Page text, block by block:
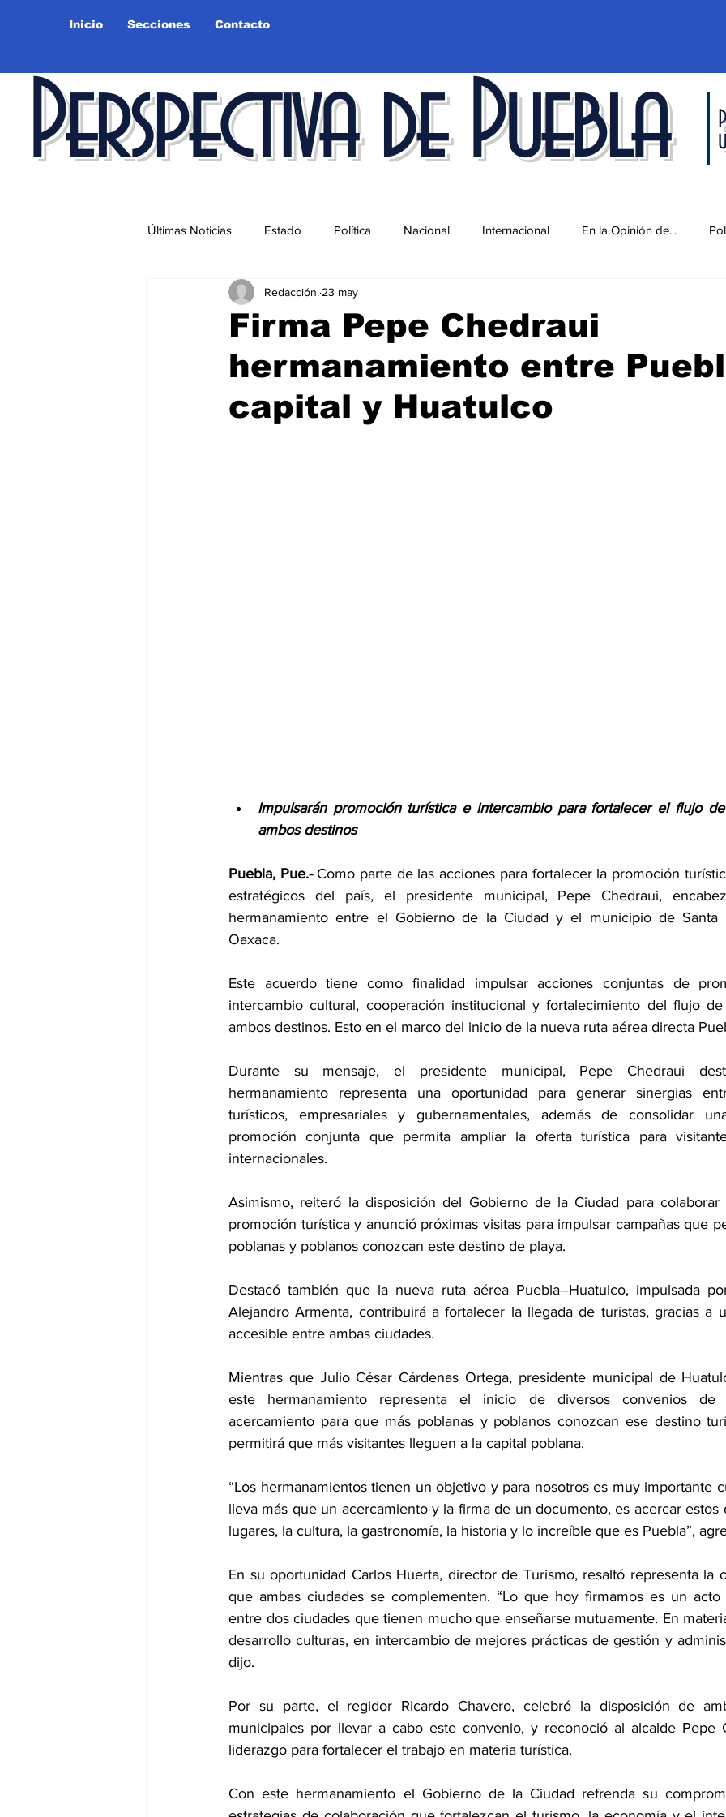
Inicio Secciones Contacto
Perspectiva de Puebla
Últimas Noticias Estado Política Nacional Internacional En la Opinión de...
Educación Ciudad Salud
Firma Pepe Chedraui
hermanamiento entre
capital y Huatulco
Redacción. 23 may
Impulsarán promoción turística e intercambio para fortalecer el flujo
ambos destinos
Puebla, Pue.- Como parte de las acciones para fortalecer la promoción
estratégicos del país, el presidente municipal, Pepe Chedraui,
hermanamiento entre el Gobierno de la Ciudad y el municipio de Santa
Oaxaca.
Este acuerdo tiene como finalidad impulsar acciones conjuntas de
intercambio cultural, cooperación institucional y fortalecimiento del flujo
ambos destinos. Esto en el marco del inicio de la nueva ruta aérea directa
Durante su mensaje, el presidente municipal, Pepe Chedraui
hermanamiento representa una oportunidad para generar sinergias
turísticos, empresariales y gubernamentales, además de consolidar
promoción conjunta que permita ampliar la oferta turística para
internacionales.
Asimismo, reiteró la disposición del Gobierno de la Ciudad para
promoción turística y anunció próximas visitas para impulsar campañas que
poblanas y poblanos conozcan este destino de playa.
Destacó también que la nueva ruta aérea Puebla–Huatulco, impulsada
Alejandro Armenta, contribuirá a fortalecer la llegada de turistas, gracias a
accesible entre ambas ciudades.
Mientras que Julio César Cárdenas Ortega, presidente municipal de
este hermanamiento representa el inicio de diversos convenios de
acercamiento para que más poblanas y poblanos conozcan ese destino
permitirá que más visitantes lleguen a la capital poblana.
“Los hermanamientos tienen un objetivo y para nosotros es muy importante
lleva más que un acercamiento y la firma de un documento, es acercar estos
lugares, la cultura, la gastronomía, la historia y lo increíble que es Puebla”,
En su oportunidad Carlos Huerta, director de Turismo, resaltó representa la
que ambas ciudades se complementen. “Lo que hoy firmamos es un
entre dos ciudades que tienen mucho que enseñarse mutuamente. En
desarrollo culturas, en intercambio de mejores prácticas de gestión y
dijo.
Por su parte, el regidor Ricardo Chavero, celebró la disposición de
municipales por llevar a cabo este convenio, y reconoció al alcalde Pepe
liderazgo para fortalecer el trabajo en materia turística.
Con este hermanamiento el Gobierno de la Ciudad refrenda su